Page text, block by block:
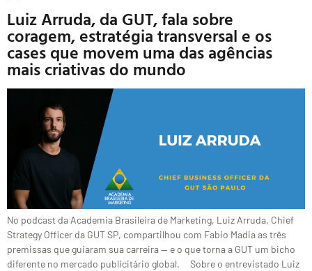
Luiz Arruda, da GUT, fala sobre
coragem, estratégia transversal e os
cases que movem uma das agências
mais criativas do mundo
No podcast da Academia Brasileira de Marketing, Luiz Arruda, Chief
Strategy Officer da GUT SP, compartilhou com Fabio Madia as três
premissas que guiaram sua carreira — e o que torna a GUT um bicho
diferente no mercado publicitário global. Sobre o entrevistado Luiz